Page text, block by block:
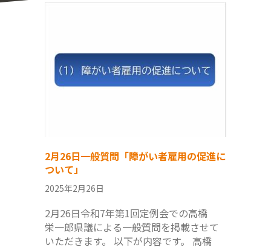
2月26日一般質問「障がい者雇用の促進に
ついて」
2025年2月26日
2月26日令和7年第1回定例会での高橋
栄一郎県議による一般質問を掲載させて
いただきます。 以下が内容です。 高橋